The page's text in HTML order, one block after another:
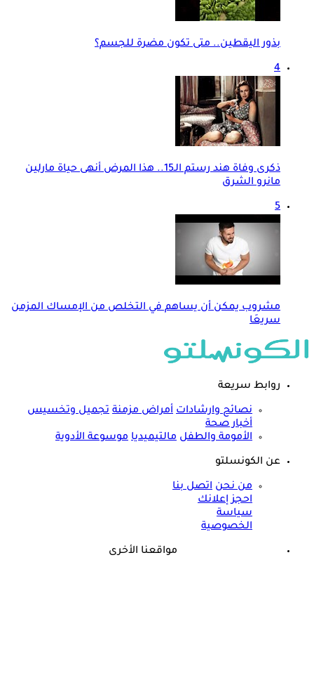
بذور اليقطين.. متى تكون مضرة للجسم؟
4
ذكرى وفاة هند رستم الـ15.. هذا المرض أنهى حياة مارلين
مانرو الشرق
5
مشروب يمكن أن يساهم في التخلص من الإمساك المزمن
سريعَا
روابط سريعة
نصائح وارشادات أمراض مزمنة تجميل وتخسيس
أخبار صحة
الأمومة والطفل مالتيميديا موسوعة الأدوية
عن الكونسلتو
من نحن اتصل بنا
احجز إعلانك
سياسة
الخصوصية
مواقعنا الأخرى